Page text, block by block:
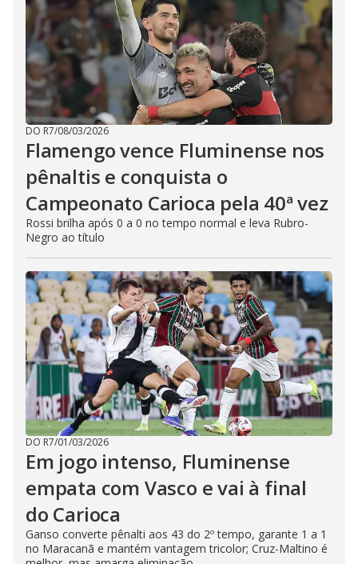
DO R7/08/03/2026
Flamengo vence Fluminense nos
pênaltis e conquista o
Campeonato Carioca pela 40ª vez
Rossi brilha após 0 a 0 no tempo normal e leva Rubro-
Negro ao título
DO R7/01/03/2026
Em jogo intenso, Fluminense
empata com Vasco e vai à final
do Carioca
Ganso converte pênalti aos 43 do 2º tempo, garante 1 a 1
no Maracanã e mantém vantagem tricolor; Cruz-Maltino é